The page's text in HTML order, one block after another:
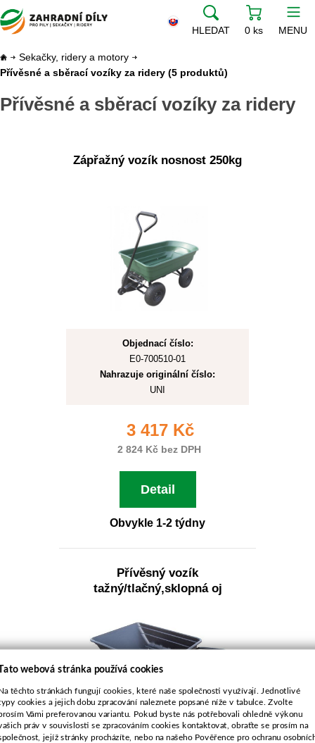
HLEDAT 0 ks MENU
Sekačky, ridery a motory
Přívěsné a sběrací vozíky za ridery (5 produktů)
Přívěsné a sběrací vozíky za ridery
Zápřažný vozík nosnost 250kg
Objednací číslo:
E0-700510-01
Nahrazuje originální číslo:
UNI
3 417 Kč
2 824 Kč bez DPH
Detail
Obvykle 1-2 týdny
Přívěsný vozík
tažný/tlačný,sklopná oj
webová stránka používá cookies
těchto stránkách fungují cookies, které naše společnosti využívají. Jednotlivé
cookies a jejich dobu zpracování naleznete popsané níže v tabulce. Zvolte
Vámi preferovanou variantu. Pokud byste nás potřebovali ohledně výkonu
práv v souvislosti se zpracováním cookies kontaktovat, obraťte se prosím na
jejíž stránky procházíte, nebo na našeho Pověřence pro ochranu